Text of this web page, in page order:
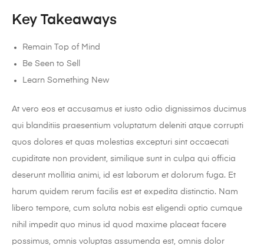
Key Takeaways
Remain Top of Mind
Be Seen to Sell
Learn Something New
At vero eos et accusamus et iusto odio dignissimos ducimus
qui blanditiis praesentium voluptatum deleniti atque corrupti
quos dolores et quas molestias excepturi sint occaecati
cupiditate non provident, similique sunt in culpa qui officia
deserunt mollitia animi, id est laborum et dolorum fuga. Et
harum quidem rerum facilis est et expedita distinctio. Nam
libero tempore, cum soluta nobis est eligendi optio cumque
nihil impedit quo minus id quod maxime placeat facere
possimus, omnis voluptas assumenda est, omnis dolor